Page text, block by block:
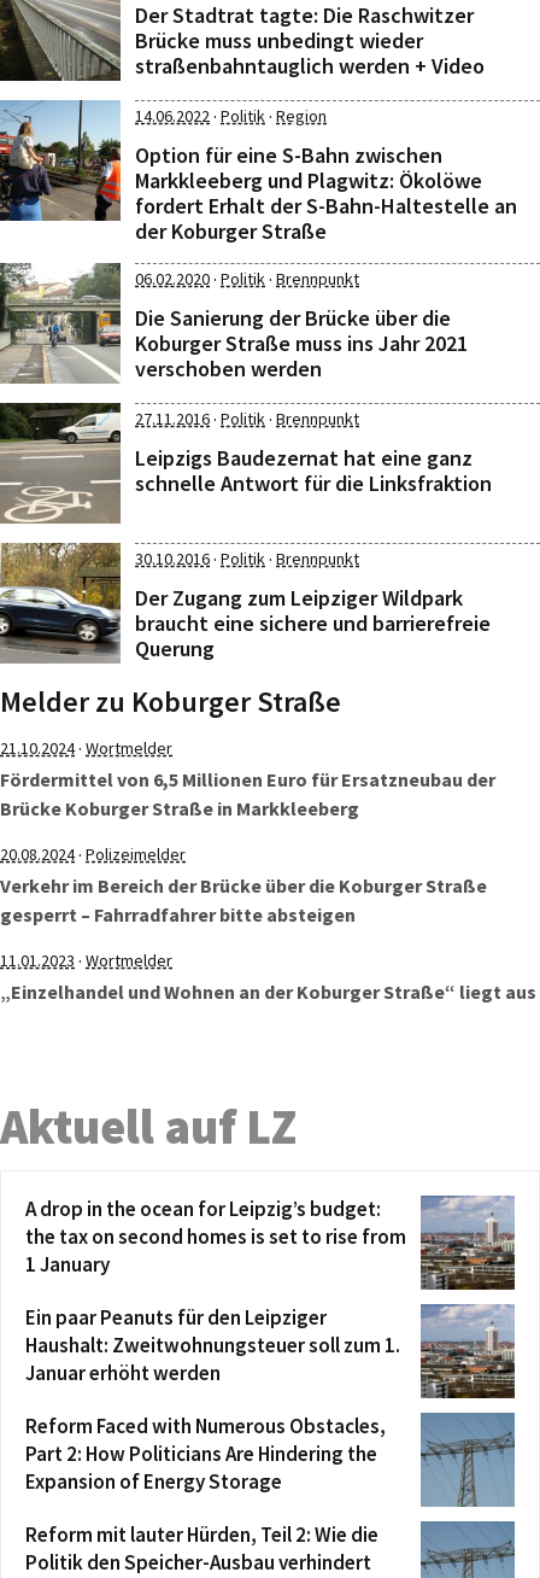
Der Stadtrat tagte: Die Raschwitzer
Brücke muss unbedingt wieder
straßenbahntauglich werden + Video
14.06.2022· Politik· Region
Option für eine S-Bahn zwischen
Markkleeberg und Plagwitz: Ökolöwe
fordert Erhalt der S-Bahn-Haltestelle an
der Koburger Straße
06.02.2020· Politik· Brennpunkt
Die Sanierung der Brücke über die
Koburger Straße muss ins Jahr 2021
verschoben werden
27.11.2016· Politik· Brennpunkt
Leipzigs Baudezernat hat eine ganz
schnelle Antwort für die Linksfraktion
30.10.2016· Politik· Brennpunkt
Der Zugang zum Leipziger Wildpark
braucht eine sichere und barrierefreie
Querung
Melder zu Koburger Straße
21.10.2024· Wortmelder
Fördermittel von 6,5 Millionen Euro für Ersatzneubau der
Brücke Koburger Straße in Markkleeberg
20.08.2024· Polizeimelder
Verkehr im Bereich der Brücke über die Koburger Straße
gesperrt – Fahrradfahrer bitte absteigen
11.01.2023 · Wortmelder
„Einzelhandel und Wohnen an der Koburger Straße“ liegt aus
Aktuell auf LZ
A drop in the ocean for Leipzig’s budget:
the tax on second homes is set to rise from
1 January
Ein paar Peanuts für den Leipziger
Haushalt: Zweitwohnungsteuer soll zum 1.
Januar erhöht werden
Reform Faced with Numerous Obstacles,
Part 2: How Politicians Are Hindering the
Expansion of Energy Storage
Reform mit lauter Hürden, Teil 2: Wie die
Politik den Speicher-Ausbau verhindert